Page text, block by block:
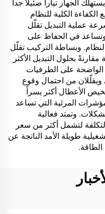
الجهاز تياراً ضئيلاً جداً
الكلية للنظام
عملية التبديل تقلّل
وتساعد في الحفاظ على
وبساطة التركيب تقلّل
بحلول التبديل الأكثر
الواضحة على الطرفيات
ويقلّلان من احتمال وقوع
الأعطال أكثر يسراً
المرئية التي تساعد
وتمتد فعالية
لتشمل أكثر من سعر
طويلة الأمد الناتجة عن